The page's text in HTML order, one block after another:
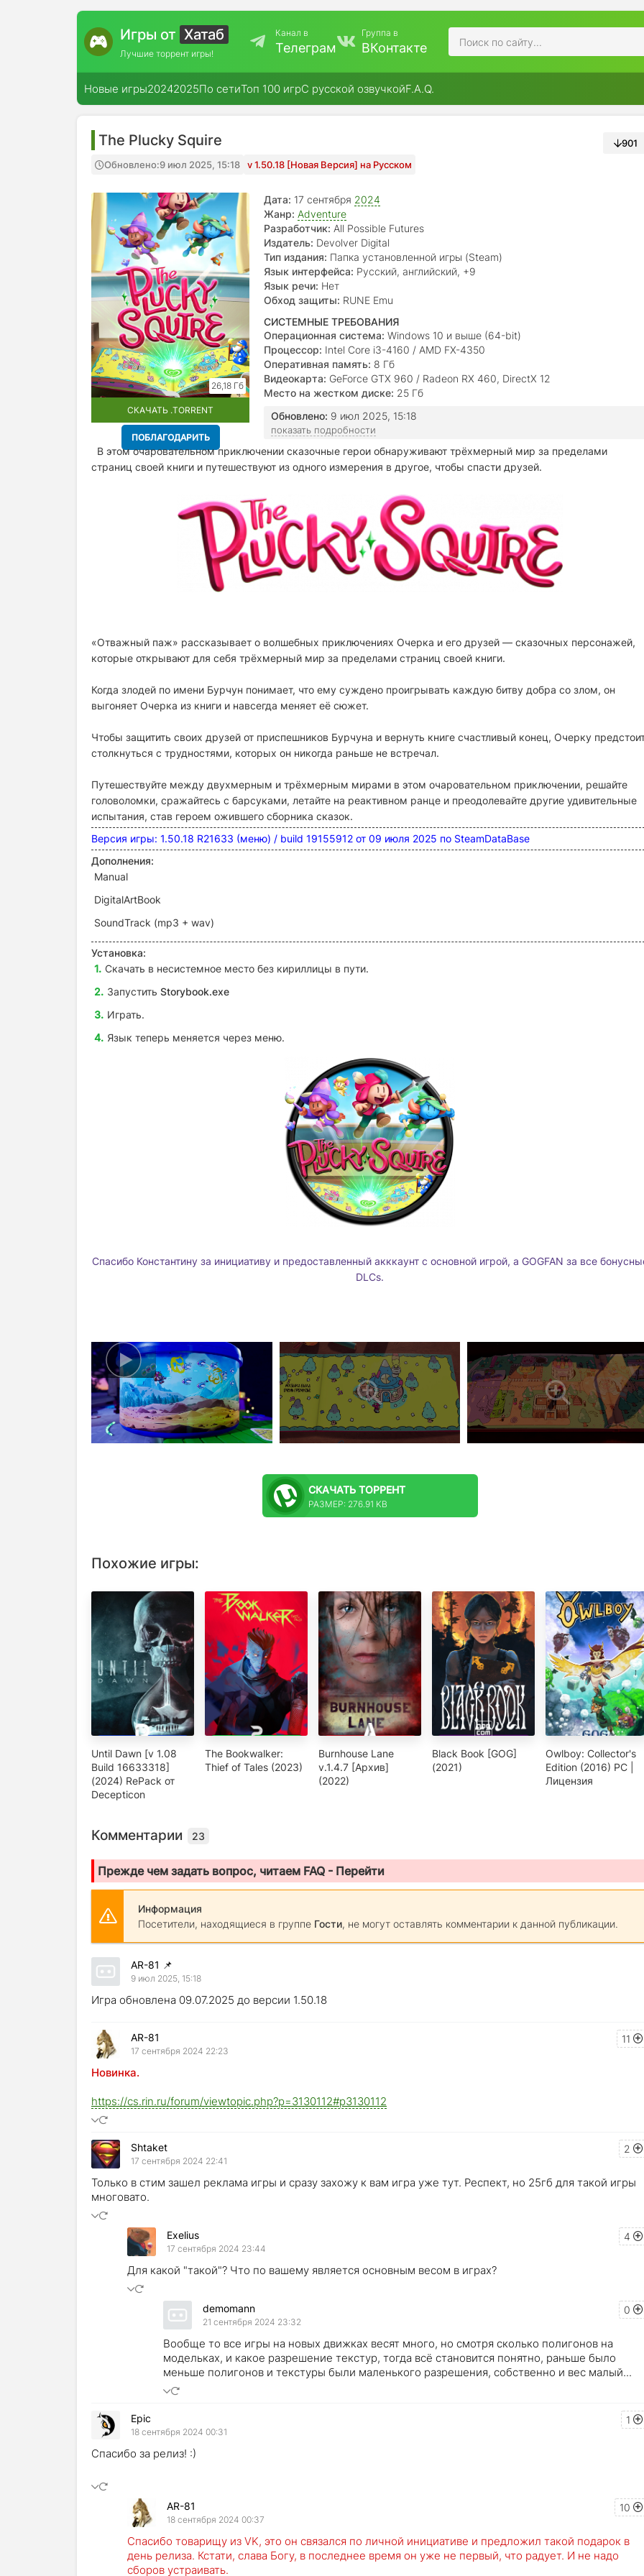
Игры от Хатаб
Лучшие торрент игры!
Канал в
Телеграм
Группа в
ВКонтакте
Новые игры20242025По сетиТоп 100 игрС русской озвучкойF.A.Q.
The Plucky Squire
Обновлено:9 июл 2025, 15:18 v 1.50.18 [Новая Версия] на Русском
901
26,18 Гб
СКАЧАТЬ .TORRENT
ПОБЛАГОДАРИТЬ
Дата: 17 сентября 2024
Жанр: Adventure
Разработчик: All Possible Futures
Издатель: Devolver Digital
Тип издания: Папка установленной игры (Steam)
Язык интерфейса: Русский, английский, +9
Язык речи: Нет
Обход защиты: RUNE Emu
СИСТЕМНЫЕ ТРЕБОВАНИЯ
Операционная система: Windows 10 и выше (64-bit)
Процессор: Intel Core i3-4160 / AMD FX-4350
Оперативная память: 8 Гб
Видеокарта: GeForce GTX 960 / Radeon RX 460, DirectX 12
Место на жестком диске: 25 Гб
Обновлено: 9 июл 2025, 15:18
показать подробности
В этом очаровательном приключении сказочные герои обнаруживают трёхмерный мир за пределами
страниц своей книги и путешествуют из одного измерения в другое, чтобы спасти друзей.
«Отважный паж» рассказывает о волшебных приключениях Очерка и его друзей — сказочных персонажей,
которые открывают для себя трёхмерный мир за пределами страниц своей книги.
Когда злодей по имени Бурчун понимает, что ему суждено проигрывать каждую битву добра со злом, он
выгоняет Очерка из книги и навсегда меняет её сюжет.
Чтобы защитить своих друзей от приспешников Бурчуна и вернуть книге счастливый конец, Очерку
столкнуться с трудностями, которых он никогда раньше не встречал.
Путешествуйте между двухмерным и трёхмерным мирами в этом очаровательном приключении, решайте
головоломки, сражайтесь с барсуками, летайте на реактивном ранце и преодолевайте другие удивительные
испытания, став героем ожившего сборника сказок.
Версия игры: 1.50.18 R21633 (меню) / build 19155912 от 09 июля 2025 по SteamDataBase
Дополнения:
Manual
DigitalArtBook
SoundTrack (mp3 + wav)
Установка:
Скачать в несистемное место без кириллицы в пути.
Запустить Storybook.exe
Играть.
Язык теперь меняется через меню.
Спасибо Константину за инициативу и предоставленный акккаунт с основной игрой, а GOGFAN за все
DLCs.
СКАЧАТЬ ТОРРЕНТ
РАЗМЕР: 276.91 KB
Похожие игры:
Until Dawn [v 1.08
Build 16633318]
(2024) RePack от
Decepticon
The Bookwalker:
Thief of Tales (2023)
Burnhouse Lane
v.1.4.7 [Архив]
(2022)
Black Book [GOG]
(2021)
Owlboy: Collector's
Edition (2016) PC |
Лицензия
Комментарии 23
Прежде чем задать вопрос, читаем FAQ - Перейти
Информация
Посетители, находящиеся в группе Гости, не могут оставлять комментарии к данной публикации.
AR-81 📌
9 июл 2025, 15:18
Игра обновлена 09.07.2025 до версии 1.50.18
11
AR-81
17 сентября 2024 22:23
Новинка.
https://cs.rin.ru/forum/viewtopic.php?p=3130112#p3130112
2
Shtaket
17 сентября 2024 22:41
Только в стим зашел реклама игры и сразу захожу к вам игра уже тут. Респект, но 25гб для такой игры
многовато.
4
Exelius
17 сентября 2024 23:44
Для какой "такой"? Что по вашему является основным весом в играх?
0
demomann
21 сентября 2024 23:32
Вообще то все игры на новых движках весят много, но смотря сколько полигонов на
модельках, и какое разрешение текстур, тогда всё становится понятно, раньше было
меньше полигонов и текстуры были маленького разрешения, собственно и вес малый...
1
Epic
18 сентября 2024 00:31
Спасибо за релиз! :)
10
AR-81
18 сентября 2024 00:37
Спасибо товарищу из VK, это он связался по личной инициативе и предложил такой подарок в
день релиза. Кстати, слава Богу, в последнее время он уже не первый, что радует. И не надо
сборов устраивать.